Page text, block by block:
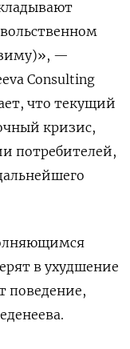
зиму)», —
Consulting
что текущий
кризис,
потребителей,
в ухудшение
поведение,